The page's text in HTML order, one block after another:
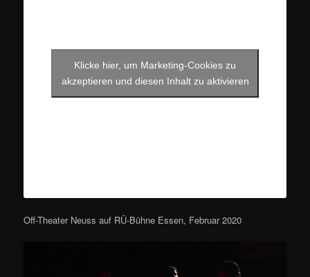
Klicke hier, um Marketing-Cookies zu
akzeptieren und diesen Inhalt zu aktivieren
Off-Theater Neuss auf RÜ-Bühne Essen, Februar 2020